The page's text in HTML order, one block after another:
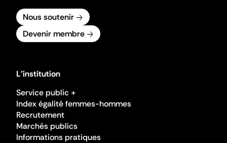
Nous soutenir
Devenir membre
L'institution
Service public +
Index égalité femmes-hommes
Recrutement
Marchés publics
Informations pratiques